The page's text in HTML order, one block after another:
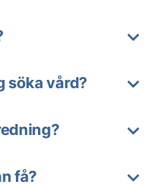
söka vård?
få?